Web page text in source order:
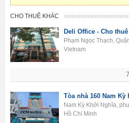
CHO THUÊ KHÁC
Deli Office - Cho
Phạm Ngọc Thạch,
Vietnam
Tòa nhà 160 Nam Kỳ
Nam Kỳ Khởi Nghĩa,
Hồ Chí Minh